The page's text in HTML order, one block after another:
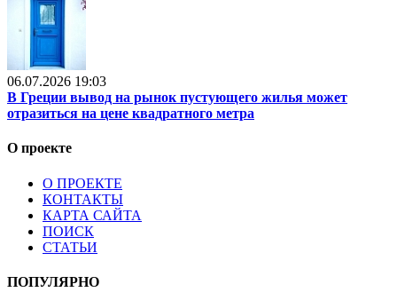
06.07.2026 19:03
В Греции вывод на рынок пустующего жилья может
отразиться на цене квадратного метра
О проекте
О ПРОЕКТЕ
КОНТАКТЫ
КАРТА САЙТА
ПОИСК
СТАТЬИ
ПОПУЛЯРНО